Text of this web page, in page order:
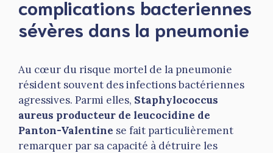
complications bacteriennes
sévères dans la pneumonie
Au cœur du risque mortel de la pneumonie
résident souvent des infections bactériennes
agressives. Parmi elles, Staphylococcus
aureus producteur de leucocidine de
Panton-Valentine se fait particulièrement
remarquer par sa capacité à détruire les